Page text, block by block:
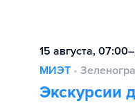
15 августа,
МИЭТ •
Экскурсии